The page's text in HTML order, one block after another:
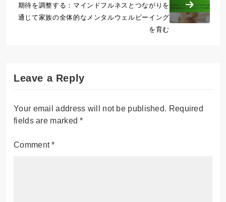
期待を調整する：マインドフルネスとつながりを
通じて家族の全体的なメンタルウェルビーイング
を育む
Leave a Reply
Your email address will not be published. Required
fields are marked*
Comment*